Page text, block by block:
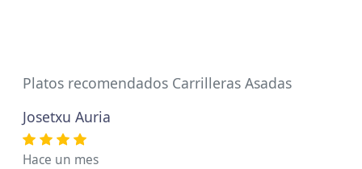
Platos recomendados Carrilleras Asadas
Josetxu Auria
Hace un mes